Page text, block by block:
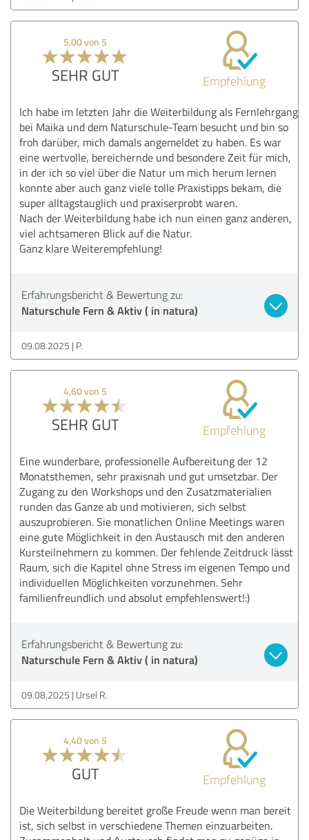
5,00 von 5
SEHR GUT Empfehlung
Ich habe im letzten Jahr die Weiterbildung als Fernlehrgang
bei Maika und dem Naturschule-Team besucht und bin so
froh darüber, mich damals angemeldet zu haben. Es war
eine wertvolle, bereichernde und besondere Zeit für mich,
in der ich so viel über die Natur um mich herum lernen
konnte aber auch ganz viele tolle Praxistipps bekam, die
super alltagstauglich und praxiserprobt waren.
Nach der Weiterbildung habe ich nun einen ganz anderen,
viel achtsameren Blick auf die Natur.
Ganz klare Weiterempfehlung!
Erfahrungsbericht & Bewertung zu:
Naturschule Fern & Aktiv ( in natura)
09.08.2025 P.
4,60 von 5
SEHR GUT Empfehlung
Eine wunderbare, professionelle Aufbereitung der 12
Monatsthemen, sehr praxisnah und gut umsetzbar. Der
Zugang zu den Workshops und den Zusatzmaterialien
runden das Ganze ab und motivieren, sich selbst
auszuprobieren. Sie monatlichen Online Meetings waren
eine gute Möglichkeit in den Austausch mit den anderen
Kursteilnehmern zu kommen. Der fehlende Zeitdruck lässt
Raum, sich die Kapitel ohne Stress im eigenen Tempo und
individuellen Möglichkeiten vorzunehmen. Sehr
familienfreundlich und absolut empfehlenswert!:)
Erfahrungsbericht & Bewertung zu:
Naturschule Fern & Aktiv ( in natura)
09.08.2025 Ursel R.
4,40 von 5
GUT Empfehlung
Die Weiterbildung bereitet große Freude wenn man bereit
ist, sich selbst in verschiedene Themen einzuarbeiten.